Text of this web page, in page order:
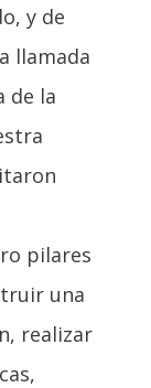
y de
llamada
de la
pilares
una
realizar